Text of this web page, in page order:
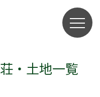
・土地一覧